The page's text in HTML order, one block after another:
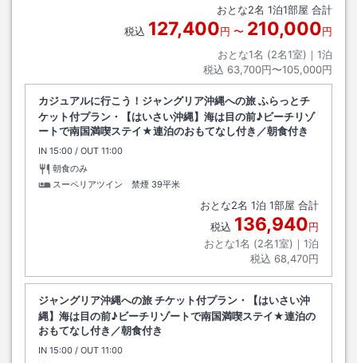
おとな2名 1泊1部屋 合計
税込 127,400円 〜 210,000円
おとな1名 (2名1室)｜ 1泊
税込 63,700円〜105,000円
カジュアルに行こう！ジャングリア沖縄への旅 ふらっとチ
ケット付プラン・【はいさい沖縄】海は目の前♪ビーチリゾ
ートで南国満喫ステイ★連泊のおもてなし付き／朝食付き
IN チェックイン
15:00 / OUT チェックアウト
11:00
朝食のみ
スーペリアツイン 禁煙 39平米
おとな2名 1泊 1部屋 合計
税込 136,940円
おとな1名 (2名1室)｜ 1泊
税込 68,470円
ジャングリア沖縄への旅 チケット付プラン・【はいさい沖
縄】海は目の前♪ビーチリゾートで南国満喫ステイ★連泊の
おもてなし付き／朝食付き
IN チェックイン
15:00 / OUT チェックアウト
11:00